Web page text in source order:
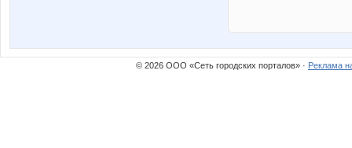
© 2026 ООО «Сеть городских порталов» · Реклама